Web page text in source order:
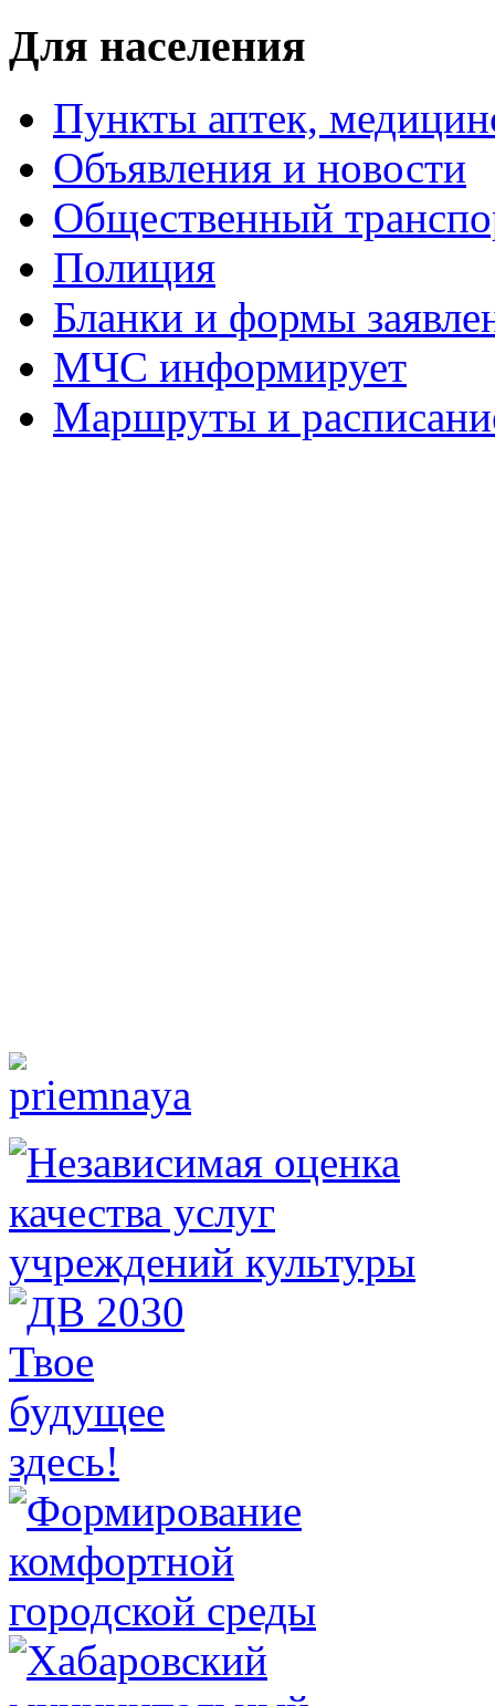
Для населения
Пункты аптек,
Объявления и новости
Общественный
Полиция
Бланки и формы
МЧС информирует
Маршруты и